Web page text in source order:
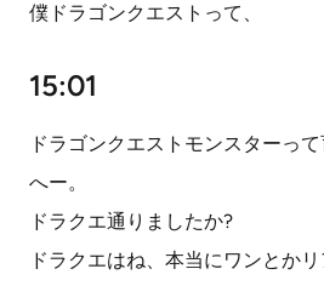
僕ドラゴンクエストって、
15:01
ドラゴンクエストモンスターって
へー。
ドラクエ通りましたか?
ドラクエはね、本当にワンとかリ